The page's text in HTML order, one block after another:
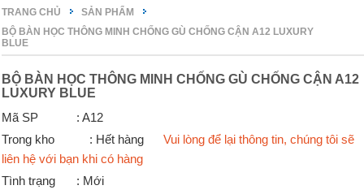
TRANG CHỦ
SẢN PHẨM
BỘ BÀN HỌC THÔNG MINH CHỐNG GÙ CHỐNG CẬN A12 LUXURY
BLUE
BỘ BÀN HỌC THÔNG MINH CHỐNG GÙ CHỐNG CẬN A12
LUXURY BLUE
Mã SP
: A12
Trong kho
: Hết hàng
Vui lòng để lại thông tin, chúng tôi sẽ
liên hệ với bạn khi có hàng
Tình trạng
: Mới